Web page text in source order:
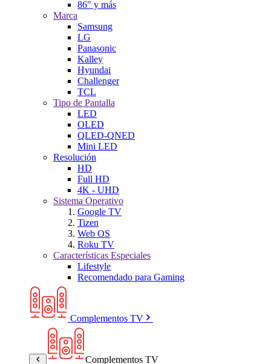
86" y más
Marca
Samsung
LG
Panasonic
Kalley
Hyundai
Challenger
TCL
Tipo de Pantalla
LED
OLED
QLED-QNED
Mini LED
Resolución
HD
Full HD
4K - UHD
Sistema Operativo
Google TV
Tizen
Web OS
Roku TV
Características Especiales
Lifestyle
Recomendado para Gaming
Complementos TV
Complementos TV